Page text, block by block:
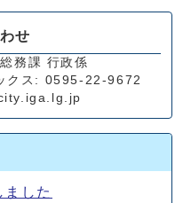
せ
務課 行政係
クス: 0595-22-9672
した